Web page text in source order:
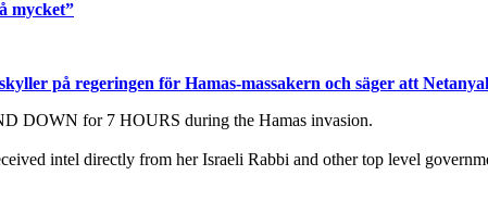
mycket”
på regeringen för Hamas-massakern och säger att
DOWN for 7 HOURS during the Hamas invasion.
intel directly from her Israeli Rabbi and other top level